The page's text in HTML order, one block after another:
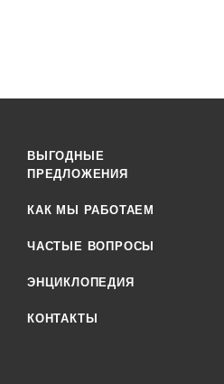
ВЫГОДНЫЕ
ПРЕДЛОЖЕНИЯ
КАК МЫ РАБОТАЕМ
ЧАСТЫЕ ВОПРОСЫ
ЭНЦИКЛОПЕДИЯ
КОНТАКТЫ